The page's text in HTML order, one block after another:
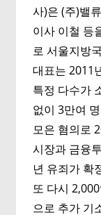
사)은 (주)밸
이사 이철 등
로 서울지방
대표는 2011
특정 다수가
없이 3만여
모은 혐의로
시장과 금융
년 유죄가 확
또 다시
으로 추가 기